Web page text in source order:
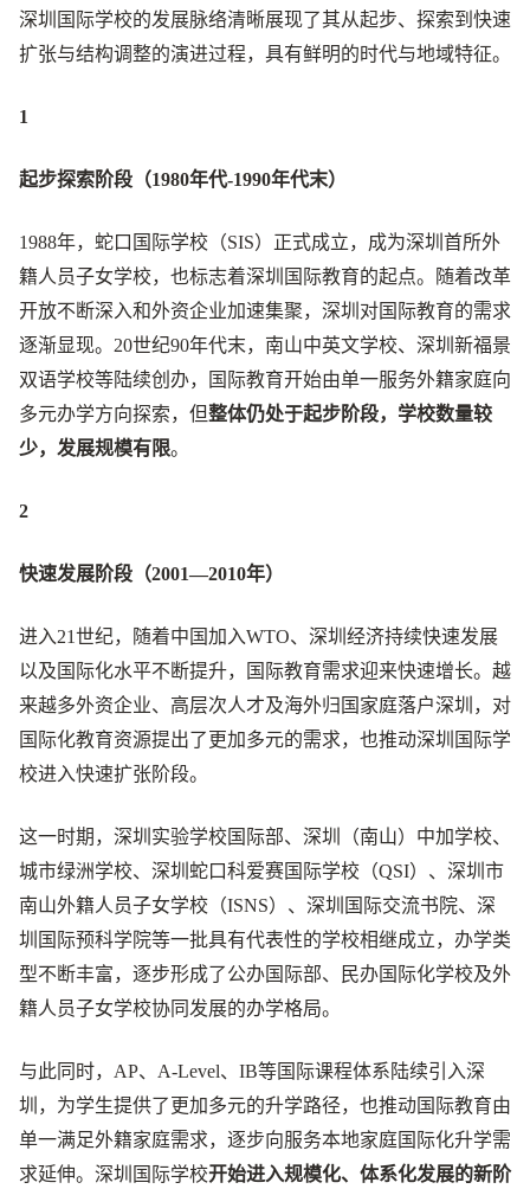
深圳国际学校的发展脉络清晰展现了其从起步、探索到快速
扩张与结构调整的演进过程，具有鲜明的时代与地域特征。
1
起步探索阶段（1980年代-1990年代末）
1988年，蛇口国际学校（SIS）正式成立，成为深圳首所外
籍人员子女学校，也标志着深圳国际教育的起点。随着改革
开放不断深入和外资企业加速集聚，深圳对国际教育的需求
逐渐显现。20世纪90年代末，南山中英文学校、深圳新福景
双语学校等陆续创办，国际教育开始由单一服务外籍家庭向
多元办学方向探索，但整体仍处于起步阶段，学校数量较
少，发展规模有限。
2
快速发展阶段（2001—2010年）
进入21世纪，随着中国加入WTO、深圳经济持续快速发展
以及国际化水平不断提升，国际教育需求迎来快速增长。越
来越多外资企业、高层次人才及海外归国家庭落户深圳，对
国际化教育资源提出了更加多元的需求，也推动深圳国际学
校进入快速扩张阶段。
这一时期，深圳实验学校国际部、深圳（南山）中加学校、
城市绿洲学校、深圳蛇口科爱赛国际学校（QSI）、深圳市
南山外籍人员子女学校（ISNS）、深圳国际交流书院、深
圳国际预科学院等一批具有代表性的学校相继成立，办学类
型不断丰富，逐步形成了公办国际部、民办国际化学校及外
籍人员子女学校协同发展的办学格局。
与此同时，AP、A-Level、IB等国际课程体系陆续引入深
圳，为学生提供了更加多元的升学路径，也推动国际教育由
单一满足外籍家庭需求，逐步向服务本地家庭国际化升学需
求延伸。深圳国际学校开始进入规模化、体系化发展的新阶